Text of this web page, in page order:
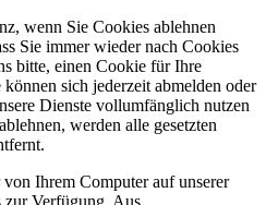
wenn Sie Cookies ablehnen
Sie immer wieder nach Cookies
bitte, einen Cookie für Ihre
sich jederzeit abmelden oder
Dienste vollumfänglich nutzen
werden alle gesetzten
Ihrem Computer auf unserer
zur Verfügung. Aus